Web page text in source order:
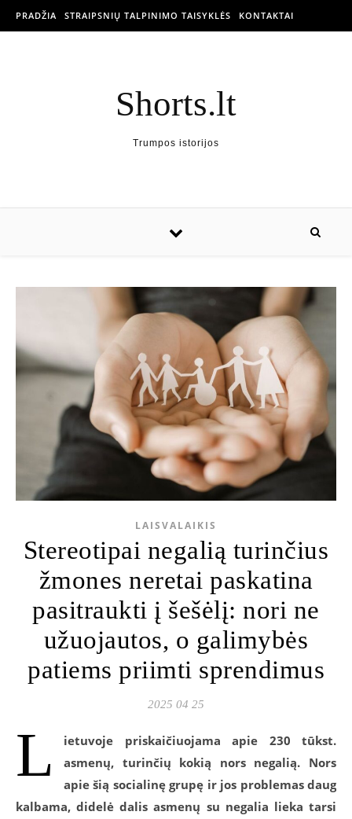
PRADŽIA STRAIPSNIŲ TALPINIMO TAISYKLĖS KONTAKTAI
Shorts.lt
Trumpos istorijos
LAISVALAIKIS
Stereotipai negalią turinčius
žmones neretai paskatina
pasitraukti į šešėlį: nori ne
užuojautos, o galimybės
patiems priimti sprendimus
2025 04 25
L
ietuvoje priskaičiuojama apie 230 tūkst.
asmenų, turinčių kokią nors negalią. Nors
apie šią socialinę grupę ir jos problemas daug
kalbama, didelė dalis asmenų su negalia lieka tarsi